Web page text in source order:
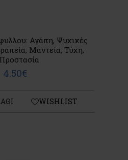
Αγάπη, Ψυχικές
Μαντεία, Τύχη,
Προστασία
4.50€
WISHLIST